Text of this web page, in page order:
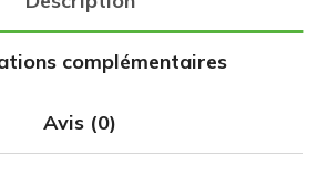
complémentaires
Avis (0)